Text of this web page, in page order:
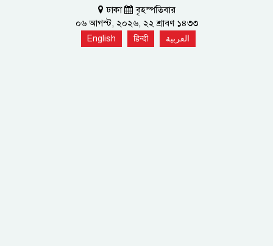
ঢাকা
বৃহস্পতিবার
০৬ আগস্ট, ২০২৬, ২২ শ্রাবণ ১৪৩৩
English हिन्दी العربية